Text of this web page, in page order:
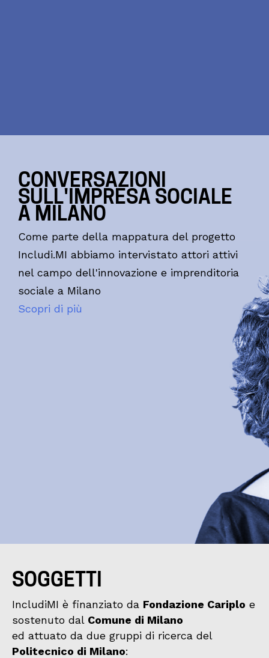
CONVERSAZIONI
SULL'IMPRESA SOCIALE
A MILANO
Come parte della mappatura del progetto
Includi.MI abbiamo intervistato attori attivi
nel campo dell'innovazione e imprenditoria
sociale a Milano
Scopri di più
SOGGETTI
IncludiMI è finanziato da Fondazione Cariplo e
sostenuto dal Comune di Milano
ed attuato da due gruppi di ricerca del
Politecnico di Milano: